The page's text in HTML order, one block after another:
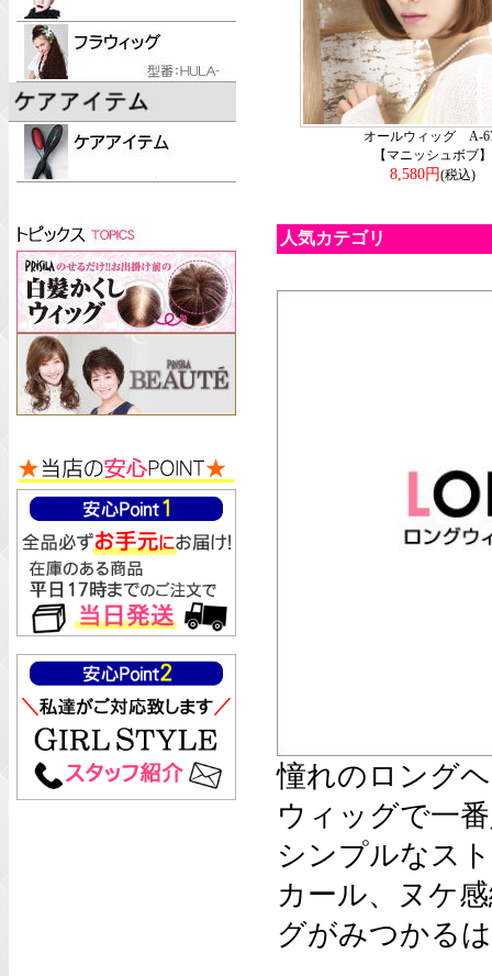
オールウィッグ A-
【マニッシュボブ】
8,580円(税込)
人気カテゴリ
憧れのロング
ウィッグで一
シンプルなス
カール、ヌケ
グがみつかる